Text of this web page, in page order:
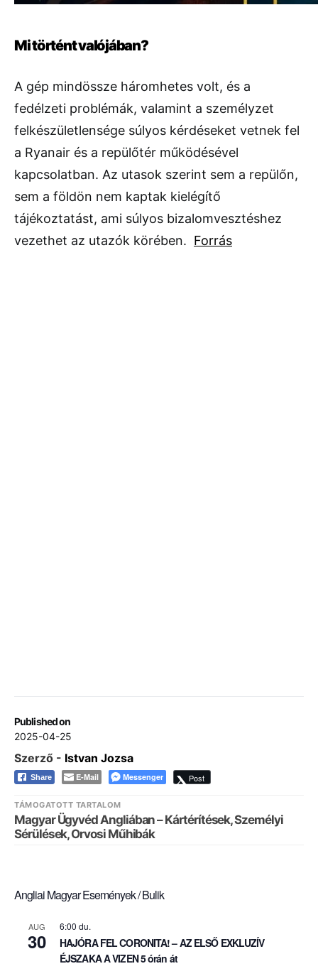
Published on
2025-04-25
Mi történt valójában?
A gép mindössze háromhetes volt, és a
fedélzeti problémák, valamint a személyzet
felkészületlensége súlyos kérdéseket vetnek fel
a Ryanair és a repülőtér működésével
kapcsolatban. Az utasok szerint sem a repülőn,
sem a földön nem kaptak kielégítő
tájékoztatást, ami súlyos bizalomvesztéshez
vezethet az utazók körében. Forrás
Szerző - Istvan Jozsa
Share E-Mail Messenger Post
TÁMOGATOTT TARTALOM
Magyar Ügyvéd Angliában – Kártérítések, Személyi
Sérülések, Orvosi Műhibák
Angliai Magyar Események / Bulik
AUG
30
6:00 du.
HAJÓRA FEL CORONITA! – AZ ELSŐ EXKLUZÍV
ÉJSZAKA A VIZEN 5 órán át